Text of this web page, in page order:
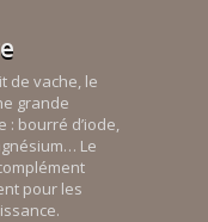
de vache, le
grande
: bourré d’iode,
Le
pour les